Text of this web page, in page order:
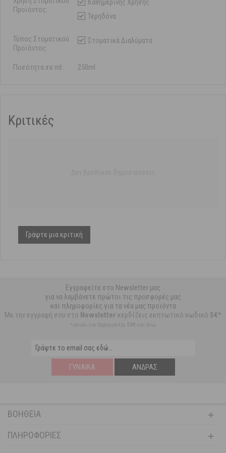
Προϊόντος:
Καθημερινής Χρήσης
Τερηδόνα
Τύπος Στοματικού
Προϊόντος:
Στοματικά Διαλύματα
Ποσότητα σε ml: 250ml
Κριτικές
Γράψτε μια κριτική
Εγγραφείτε στο Newsletter μας
για να λαμβάνετε πρώτοι τις προσφορές μας
και πληροφορίες για τα νέα μας προϊόντα
Με την εγγραφή σου στο Newsletter κερδίζεις εκπτωτικό κωδικό 5€*
*ισχύει για παραγγελία 59€ και άνω
ΓΥΝΑΊΚΑ ΆΝΔΡΑΣ
ΒΟΉΘΕΙΑ
ΠΛΗΡΟΦΟΡΊΕΣ